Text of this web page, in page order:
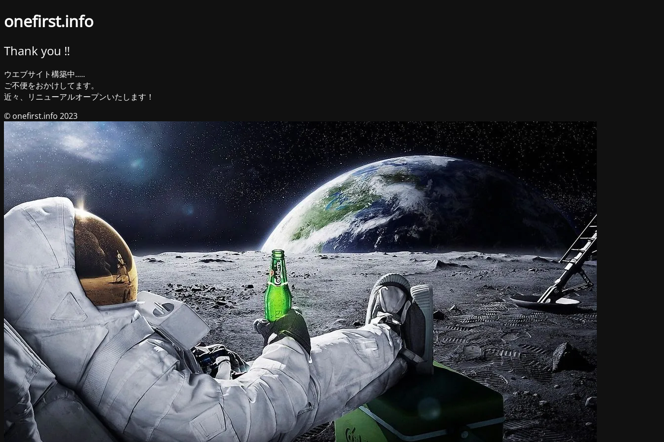
onefirst.info
Thank you ‼︎
ウエブサイト構築中.....
ご不便をおかけしてます。
近々、リニューアルオープンいたします！
© onefirst.info 2023